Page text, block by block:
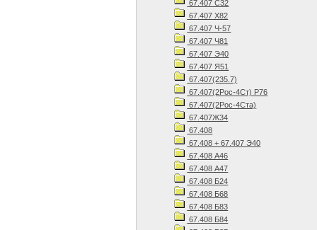
67.407 С32
67.407 Х82
67.407 Ч-57
67.407 Ч81
67.407 Э40
67.407 Я51
67.407(235.7)
67.407(2Рос-4Ст) Р76
67.407(2Рос-4Ста)
67.407Ж34
67.408
67.408 + 67.407 Э40
67.408 А46
67.408 А47
67.408 Б24
67.408 Б68
67.408 Б83
67.408 Б84